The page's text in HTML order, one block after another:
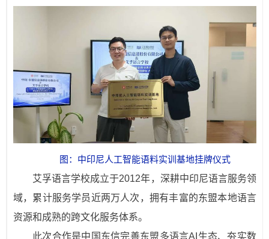
图：中印尼人工智能语料实训基地挂牌仪式
艾孚语言学校成立于2012年，深耕中印尼语言服务领
域，累计服务学员近两万人次，拥有丰富的东盟本地语言
资源和成熟的跨文化服务体系。
此次合作是中国东信完善东盟多语言AI生态、夯实数